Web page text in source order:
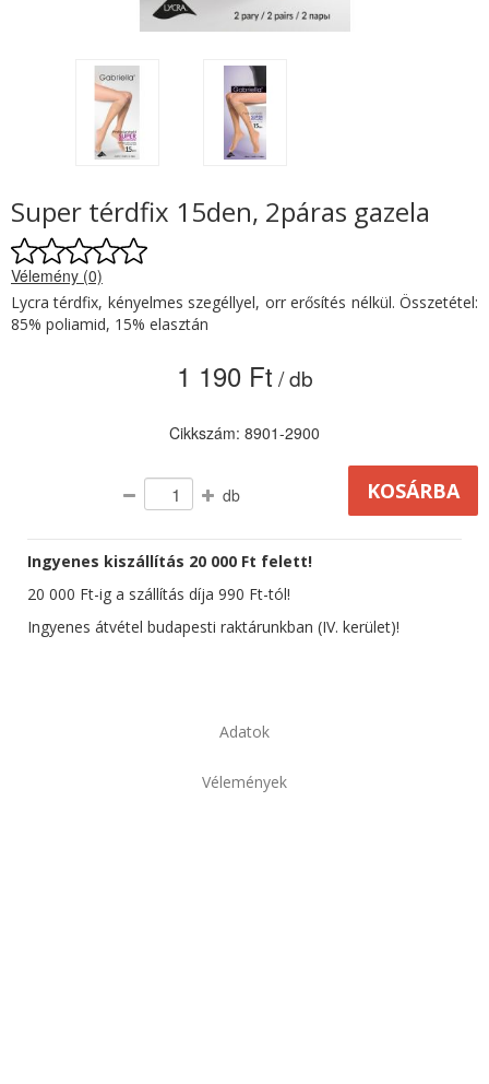
Super térdfix 15den, 2páras gazela
Vélemény (0)
Lycra térdfix, kényelmes szegéllyel, orr erősítés nélkül. Összetétel:
85% poliamid, 15% elasztán
1 190 Ft / db
Cikkszám: 8901-2900
db
Ingyenes kiszállítás 20 000 Ft felett!
20 000 Ft-ig a szállítás díja 990 Ft-tól!
Ingyenes átvétel budapesti raktárunkban (IV. kerület)!
Adatok
Vélemények